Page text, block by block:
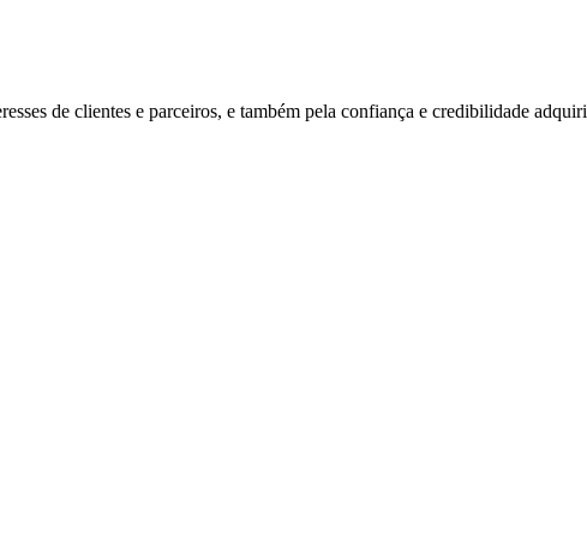
de clientes e parceiros, e também pela confiança e credibilidade